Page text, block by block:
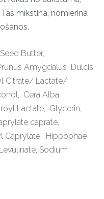
mīkstina, nomierina
Butter,
Amygdalus Dulcis
Citrate/ Lactate/
Cera Alba,
Lactate, Glycerin,
caprate,
Caprylate , Hippophae
Sodium